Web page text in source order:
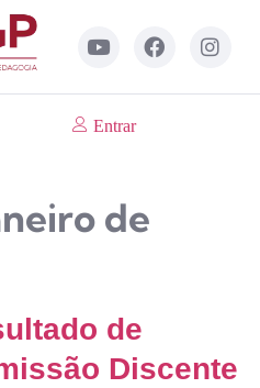
Entrar
de
de
Discente